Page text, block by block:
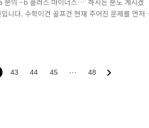
분의 –b 플러스 마이너스…’ 하시는 분도 계시겠
니다. 수학이건 골프건 현재 주어진 문제를 먼저
우 샷은 오른발을 뒤로 빼고, 벙커에서 어드레스
립은 이렇게…. 18홀, 30만평이 넘는 대지 또는
43 44 45 ··· 48